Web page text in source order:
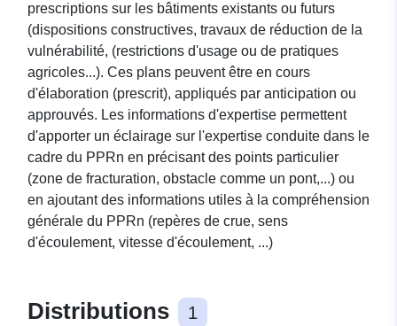
prescriptions sur les bâtiments existants ou futurs
(dispositions constructives, travaux de réduction de la
vulnérabilité, (restrictions d'usage ou de pratiques
agricoles...). Ces plans peuvent être en cours
d'élaboration (prescrit), appliqués par anticipation ou
approuvés. Les informations d'expertise permettent
d'apporter un éclairage sur l'expertise conduite dans le
cadre du PPRn en précisant des points particulier
(zone de fracturation, obstacle comme un pont,...) ou
en ajoutant des informations utiles à la compréhension
générale du PPRn (repères de crue, sens
d'écoulement, vitesse d'écoulement, ...)
Distributions 1